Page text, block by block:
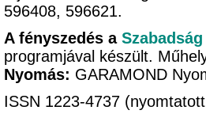
596408, 596621.
A fényszedés a
programjával készült.
Nyomás: GARAMOND
ISSN 1223-4737